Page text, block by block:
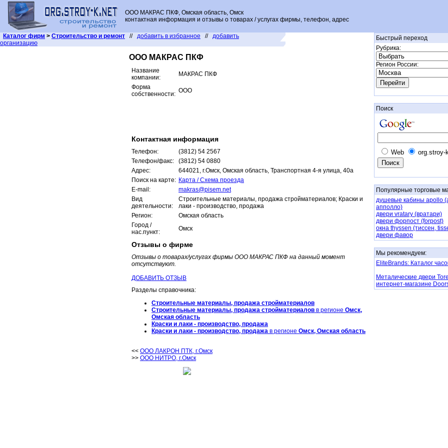
ООО МАКРАС ПКФ, Омская область, Омск
контактная информация и отзывы о товарах / услугах фирмы, телефон, адрес
Каталог фирм > Строительство и ремонт // добавить в избранное // добавить
организацию
ООО МАКРАС ПКФ
Название
компании:
МАКРАС ПКФ
Форма
собственности: ООО
Контактная информация
Телефон:
(3812) 54 2567
Телефон/факс:
(3812) 54 0880
Адрес:
644021, г.Омск, Омская область, Транспортная 4-я улица, 40а
Поиск на карте: Карта / Схема проезда
E-mail:
makras@pisem.net
Вид
деятельности:
Строительные материалы, продажа стройматериалов; Краски и
лаки - производство, продажа
Регион:
Омская область
Город /
нас.пункт:
Омск
Отзывы о фирме
Отзывы о товарах/услугах фирмы ООО МАКРАС ПКФ на данный момент
отсутствуют.
ДОБАВИТЬ ОТЗЫВ
Разделы справочника:
Строительные материалы, продажа стройматериалов
Строительные материалы, продажа стройматериалов в регионе Омск,
Омская область
Краски и лаки - производство, продажа
Краски и лаки - производство, продажа в регионе Омск, Омская область
<< ООО ЛАКРОН ПТК, г.Омск
>> ООО НИТРО, г.Омск
Быстрый переход
Рубрика:
Регион России:
Поиск
Web org.stroy-
Популярные торговые
душевые кабины apollo
апполло)
двери vratary (вратари)
двери форпост (forpost)
окна thyssen (тиссен,
двери фавор
Мы рекомендуем:
EliteBrands: Каталог
Металические двери
интернет-магазине